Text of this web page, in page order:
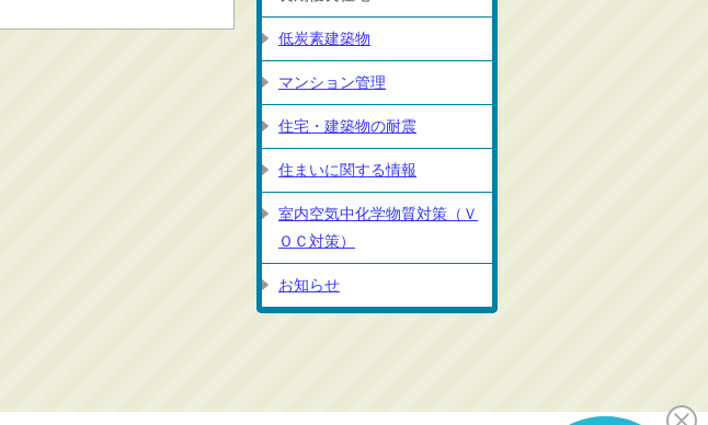
低炭素建築物
マンション管理
住宅・建築物の耐震
住まいに関する情報
室内空気中化学物質対策（Ｖ
ＯＣ対策）
お知らせ